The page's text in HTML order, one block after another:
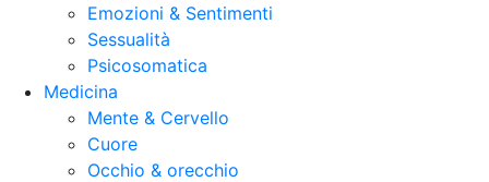
Emozioni & Sentimenti
Sessualità
Psicosomatica
Medicina
Mente & Cervello
Cuore
Occhio & orecchio